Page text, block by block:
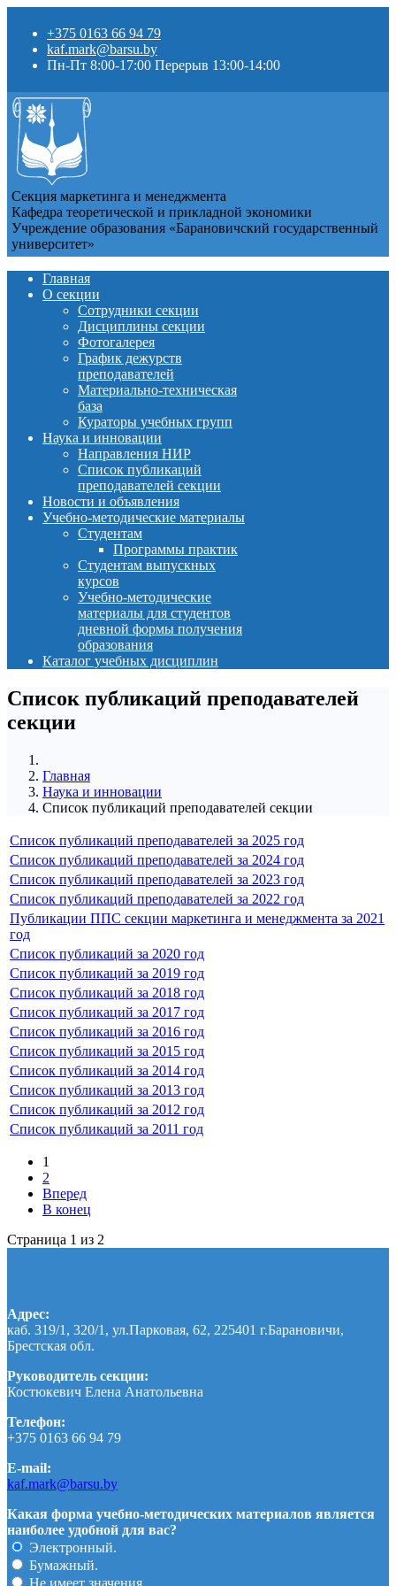
+375 0163 66 94 79
kaf.mark@barsu.by
Пн-Пт 8:00-17:00 Перерыв 13:00-14:00
Секция маркетинга и менеджмента
Кафедра теоретической и прикладной экономики
Учреждение образования «Барановичский государственный
университет»
Главная
О секции
Сотрудники секции
Дисциплины секции
Фотогалерея
График дежурств
преподавателей
Материально-техническая
база
Кураторы учебных групп
Наука и инновации
Направления НИР
Список публикаций
преподавателей секции
Новости и объявления
Учебно-методические материалы
Студентам
Программы практик
Студентам выпускных
курсов
Учебно-методические
материалы для студентов
дневной формы получения
образования
Каталог учебных дисциплин
Список публикаций преподавателей
секции
Главная
Наука и инновации
Список публикаций преподавателей секции
Список публикаций преподавателей за 2025 год
Список публикаций преподавателей за 2024 год
Список публикаций преподавателей за 2023 год
Список публикаций преподавателей за 2022 год
Публикации ППС секции маркетинга и менеджмента за 2021
год
Список публикаций за 2020 год
Список публикаций за 2019 год
Список публикаций за 2018 год
Список публикаций за 2017 год
Список публикаций за 2016 год
Список публикаций за 2015 год
Список публикаций за 2014 год
Список публикаций за 2013 год
Список публикаций за 2012 год
Список публикаций за 2011 год
1
2
Вперед
В конец
Страница 1 из 2
Адрес:
каб. 319/1, 320/1, ул.Парковая, 62, 225401 г.Барановичи,
Брестская обл.
Руководитель секции:
Костюкевич Елена Анатольевна
Телефон:
+375 0163 66 94 79
E-mail:
kaf.mark@barsu.by
Какая форма учебно-методических материалов является
наиболее удобной для вас?
Электронный.
Бумажный.
Не имеет значения.